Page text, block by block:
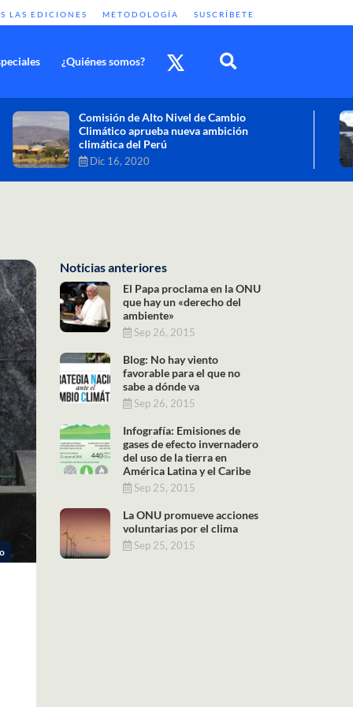
LAS EDICIONES METODOLOGÍA SUSCRÍBETE
¿Quiénes somos?
Cambio climático: combatir sus efectos
como objetivo global y urgente
Noticias anteriores
El Papa proclama en la ONU
que hay un «derecho del
ambiente»
Sep 26, 2015
Blog: No hay viento
favorable para el que no
sabe a dónde va
Sep 26, 2015
Infografía: Emisiones de
gases de efecto invernadero
del uso de la tierra en
América Latina y el Caribe
Sep 25, 2015
La ONU promueve acciones
voluntarias por el clima
Sep 25, 2015